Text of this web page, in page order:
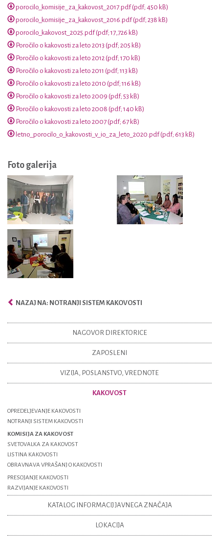
porocilo_komisije_za_kakovost_2017.pdf (pdf; 450 kB)
porocilo_komisije_za_kakovost_2016.pdf (pdf; 238 kB)
porocilo_kakovost_2025.pdf (pdf; 17,726 kB)
Poročilo o kakovosti za leto 2013 (pdf; 205 kB)
Poročilo o kakovosti za leto 2012 (pdf; 170 kB)
Poročilo o kakovosti za leto 2011 (pdf; 113 kB)
Poročilo o kakovosti za leto 2010 (pdf; 116 kB)
Poročilo o kakovosti za leto 2009 (pdf; 53 kB)
Poročilo o kakovosti za leto 2008 (pdf; 140 kB)
Poročilo o kakovosti za leto 2007 (pdf; 67 kB)
letno_porocilo_o_kakovosti_v_io_za_leto_2020.pdf (pdf; 613 kB)
Foto galerija
NAZAJ NA: NOTRANJI SISTEM KAKOVOSTI
NAGOVOR DIREKTORICE
ZAPOSLENI
VIZIJA, POSLANSTVO, VREDNOTE
KAKOVOST
OPREDELJEVANJE KAKOVOSTI
NOTRANJI SISTEM KAKOVOSTI
KOMISIJA ZA KAKOVOST
SVETOVALKA ZA KAKOVOST
LISTINA KAKOVOSTI
OBRAVNAVA VPRAŠANJ O KAKOVOSTI
PRESOJANJE KAKOVOSTI
RAZVIJANJE KAKOVOSTI
KATALOG INFORMACIJ JAVNEGA ZNAČAJA
LOKACIJA